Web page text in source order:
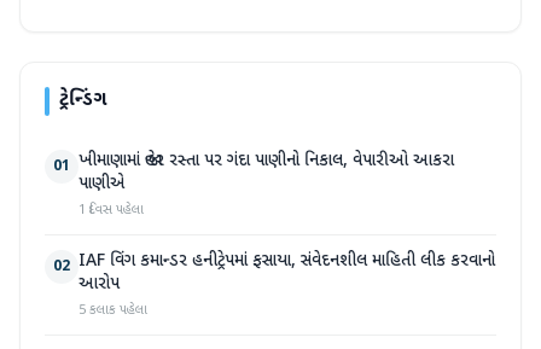
ટ્રેન્ડિંગ
01 ખીમાણામાં જાહેર રસ્તા પર ગંદા પાણીનો નિકાલ, વેપારીઓ આકરા
પાણીએ
1 દિવસ પહેલા
02 IAF વિંગ કમાન્ડર હનીટ્રેપમાં ફસાયા, સંવેદનશીલ માહિતી લીક કરવાનો
આરોપ
5 કલાક પહેલા